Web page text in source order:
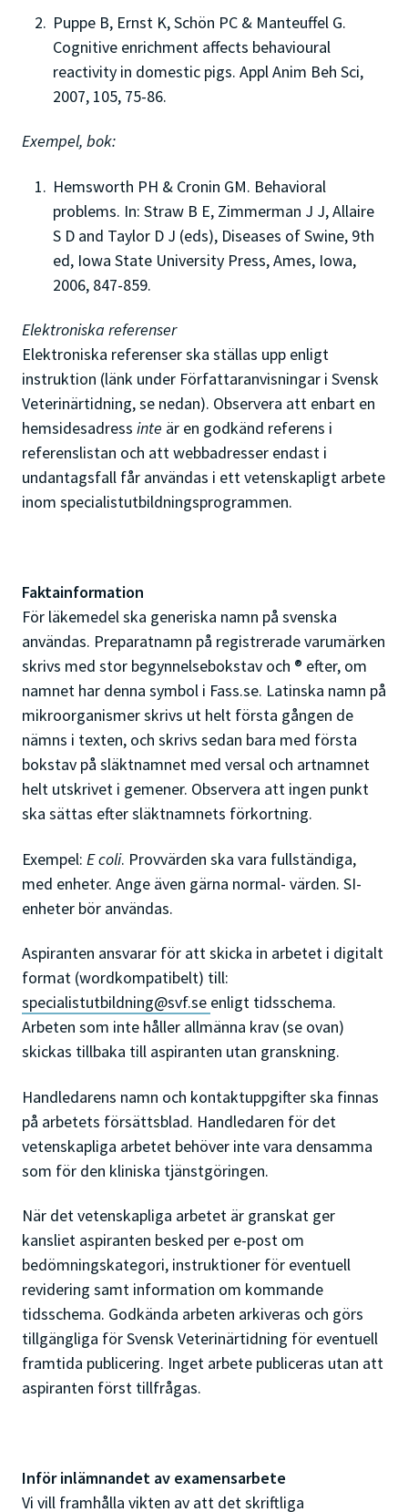
Puppe B, Ernst K, Schön PC & Manteuffel G.
Cognitive enrichment affects behavioural
reactivity in domestic pigs. Appl Anim Beh Sci,
2007, 105, 75-86.
Exempel, bok:
Hemsworth PH & Cronin GM. Behavioral
problems. In: Straw B E, Zimmerman J J, Allaire
S D and Taylor D J (eds), Diseases of Swine, 9th
ed, Iowa State University Press, Ames, Iowa,
2006, 847-859.
Elektroniska referenser
Elektroniska referenser ska ställas upp enligt
instruktion (länk under Författaranvisningar i Svensk
Veterinärtidning, se nedan). Observera att enbart en
hemsidesadress inte är en godkänd referens i
referenslistan och att webbadresser endast i
undantagsfall får användas i ett vetenskapligt arbete
inom specialistutbildningsprogrammen.
Faktainformation
För läkemedel ska generiska namn på svenska
användas. Preparatnamn på registrerade varumärken
skrivs med stor begynnelsebokstav och ® efter, om
namnet har denna symbol i Fass.se. Latinska namn på
mikroorganismer skrivs ut helt första gången de
nämns i texten, och skrivs sedan bara med första
bokstav på släktnamnet med versal och artnamnet
helt utskrivet i gemener. Observera att ingen punkt
ska sättas efter släktnamnets förkortning.
Exempel: E coli. Provvärden ska vara fullständiga,
med enheter. Ange även gärna normal- värden. SI-
enheter bör användas.
Aspiranten ansvarar för att skicka in arbetet i digitalt
format (wordkompatibelt) till:
specialistutbildning@svf.se enligt tidsschema.
Arbeten som inte håller allmänna krav (se ovan)
skickas tillbaka till aspiranten utan granskning.
Handledarens namn och kontaktuppgifter ska finnas
på arbetets försättsblad. Handledaren för det
vetenskapliga arbetet behöver inte vara densamma
som för den kliniska tjänstgöringen.
När det vetenskapliga arbetet är granskat ger
kansliet aspiranten besked per e-post om
bedömningskategori, instruktioner för eventuell
revidering samt information om kommande
tidsschema. Godkända arbeten arkiveras och görs
tillgängliga för Svensk Veterinärtidning för eventuell
framtida publicering. Inget arbete publiceras utan att
aspiranten först tillfrågas.
Inför inlämnandet av examensarbete
Vi vill framhålla vikten av att det skriftliga